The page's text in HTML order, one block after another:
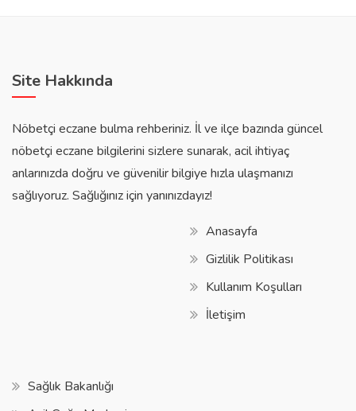
Site Hakkında
Nöbetçi eczane bulma rehberiniz. İl ve ilçe bazında güncel
nöbetçi eczane bilgilerini sizlere sunarak, acil ihtiyaç
anlarınızda doğru ve güvenilir bilgiye hızla ulaşmanızı
sağlıyoruz. Sağlığınız için yanınızdayız!
Anasayfa
Gizlilik Politikası
Kullanım Koşulları
İletişim
Sağlık Bakanlığı